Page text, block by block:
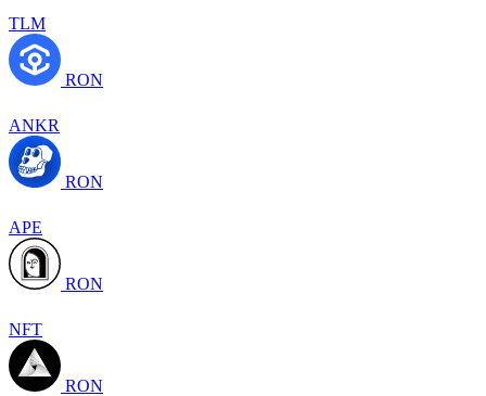
TLM
RON
ANKR
RON
APE
RON
NFT
RON